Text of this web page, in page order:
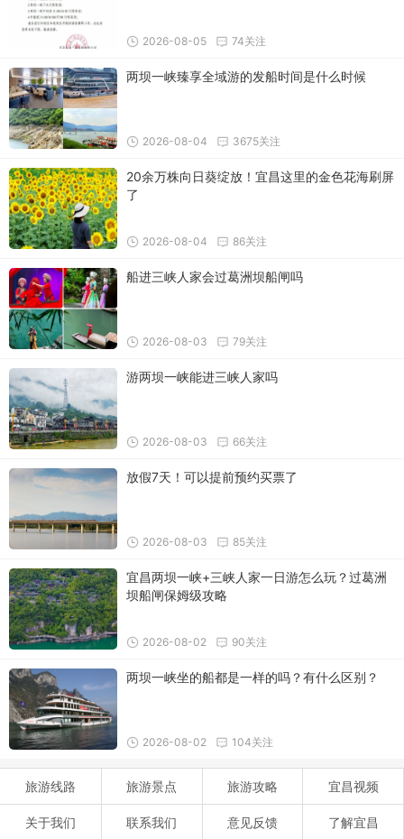
74关注
2026-08-05
两坝一峡臻享全域游的发船时间是什么时候
3675关注
2026-08-04
20余万株向日葵绽放！宜昌这里的金色花海刷屏
了
86关注
2026-08-04
船进三峡人家会过葛洲坝船闸吗
79关注
2026-08-03
游两坝一峡能进三峡人家吗
66关注
2026-08-03
放假7天！可以提前预约买票了
85关注
2026-08-03
宜昌两坝一峡+三峡人家一日游怎么玩？过葛洲
坝船闸保姆级攻略
90关注
2026-08-02
两坝一峡坐的船都是一样的吗？有什么区别？
104关注
2026-08-02
旅游线路 旅游景点 旅游攻略 宜昌视频
关于我们 联系我们 意见反馈 了解宜昌